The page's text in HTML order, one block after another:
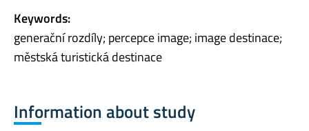
Keywords:
generační rozdíly; percepce image; image destinace;
městská turistická destinace
Information about study